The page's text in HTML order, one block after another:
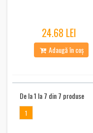
24.68 LEI
Adaugă în coș
De la 1 la 7 din 7 produse
1